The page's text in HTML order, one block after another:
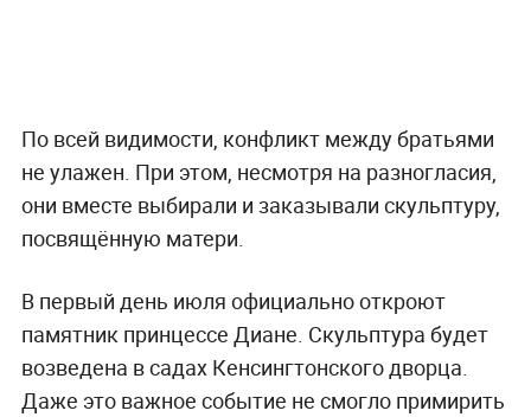
По всей видимости, конфликт между братьями
не улажен. При этом, несмотря на разногласия,
они вместе выбирали и заказывали скульптуру,
посвящённую матери.
В первый день июля официально откроют
памятник принцессе Диане. Скульптура будет
возведена в садах Кенсингтонского дворца.
Даже это важное событие не смогло примирить